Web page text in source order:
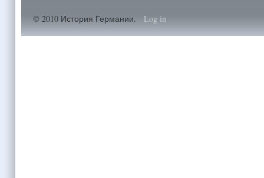
© 2010 История Германии. Log in